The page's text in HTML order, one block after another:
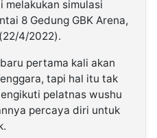
melakukan simulasi
8 Gedung GBK Arena,
4/2022).
pertama kali akan
tapi hal itu tak
pelatnas wushu
percaya diri untuk